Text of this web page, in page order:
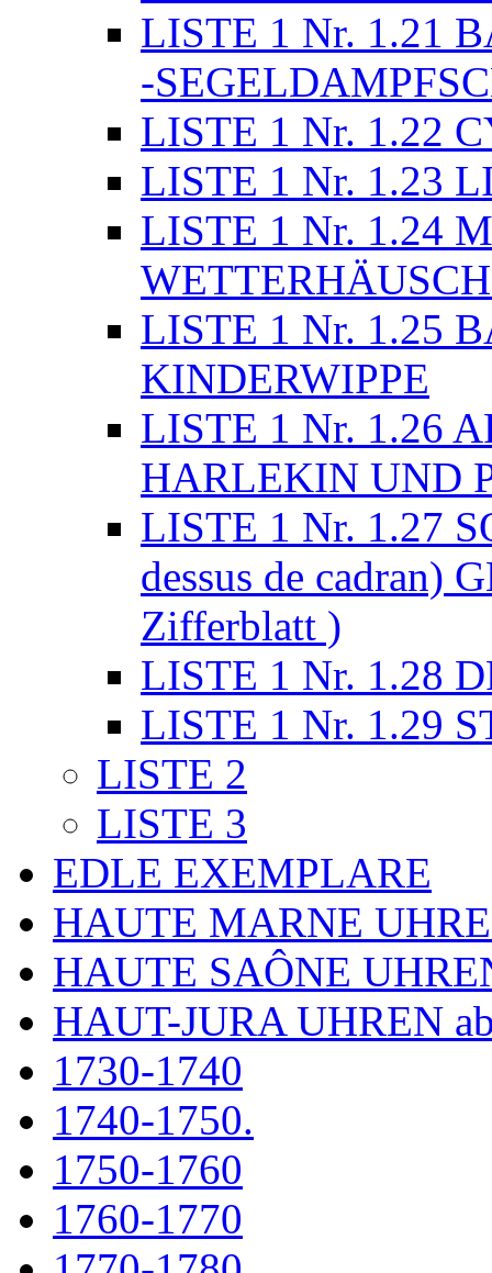
LISTE 1 Nr. 1.21
-
LISTE 1 Nr. 1.22
LISTE 1 Nr. 1.23
LISTE 1 Nr. 1.24
LISTE 1 Nr. 1.25
KINDERWIPPE
LISTE 1 Nr. 1.26
HARLEKIN UND
LISTE 1 Nr. 1.27
dessus de cadran)
Zifferblatt )
LISTE 1 Nr. 1.28
LISTE 1 Nr. 1.29
LISTE 2
LISTE 3
EDLE EXEMPLARE
HAUTE MARNE
HAUTE SAÔNE
HAUT-JURA UHREN
1730-1740
1740-1750.
1750-1760
1760-1770